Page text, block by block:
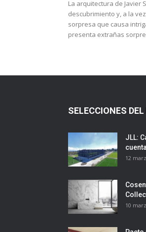
La arquitectura de Javier
descubrimiento y, a la
sorpresa que causa
presenta extrañas
SELECCIONES
JLL:
12
10